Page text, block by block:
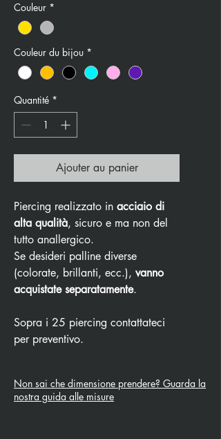
Couleur *
Couleur du bijou *
Quantité *
Ajouter au panier
Piercing realizzato in acciaio di
alta qualità, sicuro e ma non del
tutto anallergico.
Se desideri palline diverse
(colorate, brillanti, ecc.), vanno
acquistate separatamente.
Sopra i 25 piercing contattateci
per preventivo.
Non sai che dimensione prendere? Guarda la
nostra guida alle misure